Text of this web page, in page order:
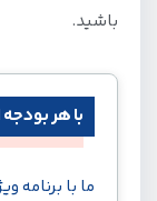
باشید.
با هر
ما با برنامه